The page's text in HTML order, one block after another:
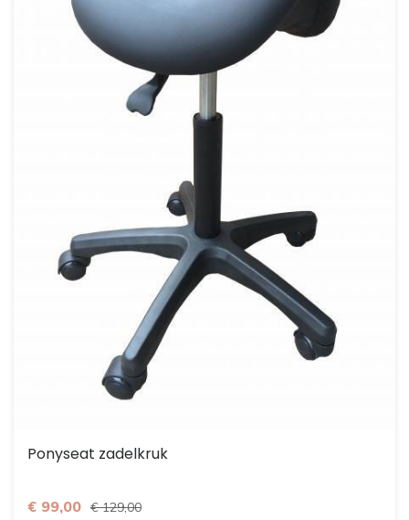
Ponyseat zadelkruk
€ 99,00 € 129,00